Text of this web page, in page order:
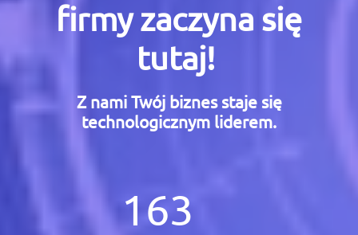
firmy zaczyna się
tutaj!
Z nami Twój biznes staje się
technologicznym liderem.
163